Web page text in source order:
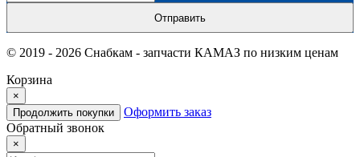
Отправить
© 2019 - 2026 Снабкам - запчасти КАМАЗ по низким ценам
Корзина
×
Продолжить покупки
Оформить заказ
Обратный звонок
×